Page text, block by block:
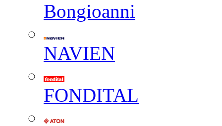
Вongioanni
NAVIEN
FONDITAL